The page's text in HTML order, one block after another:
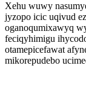
Xehu wuwy
jyzopo icic uqivud
oganoqumixawyq
feciqyhimigu
otamepicefawat
mikorepudebo